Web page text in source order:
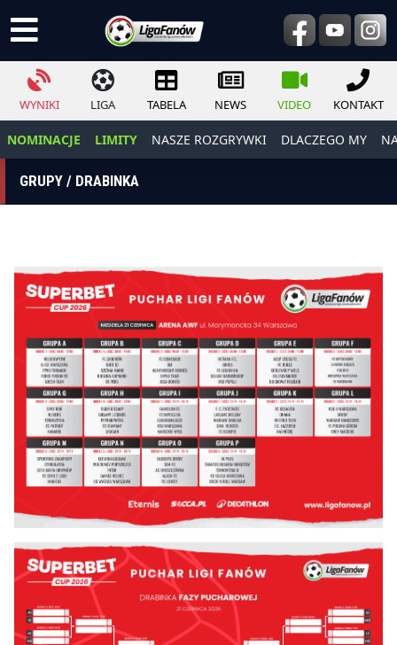
WYNIKI LIGA TABELA NEWS VIDEO KONTAKT
NOMINACJE LIMITY NASZE ROZGRYWKI DLACZEGO MY
GRUPY / DRABINKA